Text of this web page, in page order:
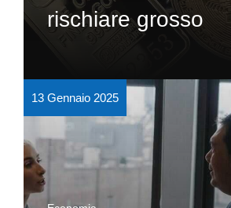
rischiare grosso
13 Gennaio 2025